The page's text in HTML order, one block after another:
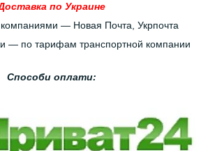
по Украине
— Новая Почта, Укрпочта
— по тарифам транспортной компании
Способи оплати: